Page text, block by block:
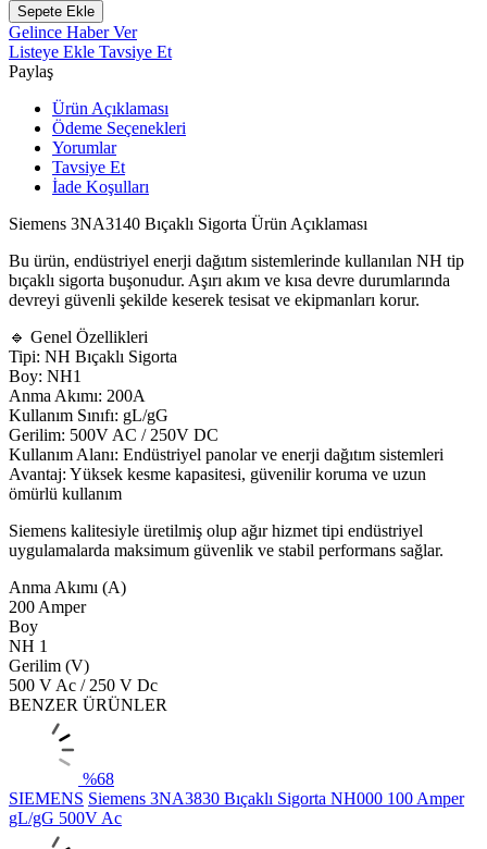
Sepete Ekle
Gelince Haber Ver
Listeye Ekle Tavsiye Et
Paylaş
Ürün Açıklaması
Ödeme Seçenekleri
Yorumlar
Tavsiye Et
İade Koşulları
Siemens 3NA3140 Bıçaklı Sigorta Ürün Açıklaması
Bu ürün, endüstriyel enerji dağıtım sistemlerinde kullanılan NH tip
bıçaklı sigorta buşonudur. Aşırı akım ve kısa devre durumlarında
devreyi güvenli şekilde keserek tesisat ve ekipmanları korur.
🔹 Genel Özellikleri
Tipi: NH Bıçaklı Sigorta
Boy: NH1
Anma Akımı: 200A
Kullanım Sınıfı: gL/gG
Gerilim: 500V AC / 250V DC
Kullanım Alanı: Endüstriyel panolar ve enerji dağıtım sistemleri
Avantaj: Yüksek kesme kapasitesi, güvenilir koruma ve uzun
ömürlü kullanım
Siemens kalitesiyle üretilmiş olup ağır hizmet tipi endüstriyel
uygulamalarda maksimum güvenlik ve stabil performans sağlar.
Anma Akımı (A)
200 Amper
Boy
NH 1
Gerilim (V)
500 V Ac / 250 V Dc
BENZER ÜRÜNLER
%68
SIEMENS Siemens 3NA3830 Bıçaklı Sigorta NH000 100 Amper
gL/gG 500V Ac